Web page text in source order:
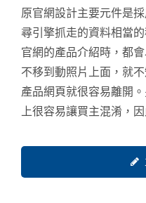
原官網設計主要元件是
尋引擎抓走的資料相當
官網的產品介紹時，都
不移到動照片上面，就
產品網頁就很容易離開
上很容易讓買主混淆，